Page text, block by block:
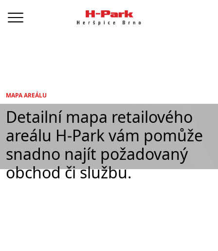
MAPA AREÁLU
Detailní mapa retailového
areálu H-Park vám pomůže
snadno najít požadovaný
obchod či službu.